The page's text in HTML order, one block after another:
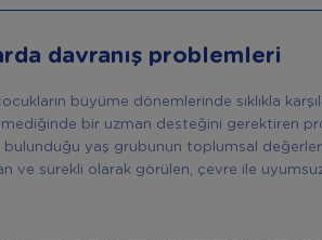
davranış problemleri
büyüme dönemlerinde sıklıkla
bir uzman desteğini gerektiren
yaş grubunun toplumsal
ve sürekli olarak görülen, çevre ile